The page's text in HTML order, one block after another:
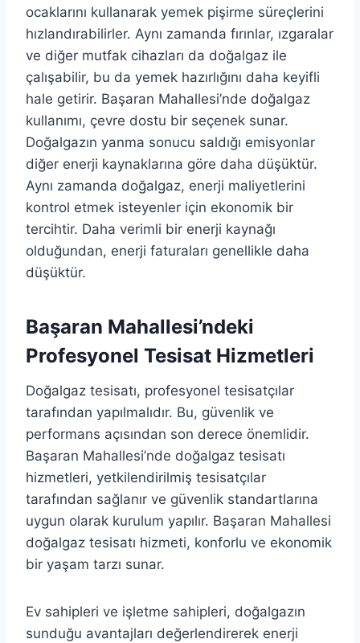
ocaklarını kullanarak yemek pişirme süreçlerini
hızlandırabilirler. Aynı zamanda fırınlar, ızgaralar
ve diğer mutfak cihazları da doğalgaz ile
çalışabilir, bu da yemek hazırlığını daha keyifli
hale getirir. Başaran Mahallesi’nde doğalgaz
kullanımı, çevre dostu bir seçenek sunar.
Doğalgazın yanma sonucu saldığı emisyonlar
diğer enerji kaynaklarına göre daha düşüktür.
Aynı zamanda doğalgaz, enerji maliyetlerini
kontrol etmek isteyenler için ekonomik bir
tercihtir. Daha verimli bir enerji kaynağı
olduğundan, enerji faturaları genellikle daha
düşüktür.
Başaran Mahallesi’ndeki
Profesyonel Tesisat Hizmetleri
Doğalgaz tesisatı, profesyonel tesisatçılar
tarafından yapılmalıdır. Bu, güvenlik ve
performans açısından son derece önemlidir.
Başaran Mahallesi’nde doğalgaz tesisatı
hizmetleri, yetkilendirilmiş tesisatçılar
tarafından sağlanır ve güvenlik standartlarına
uygun olarak kurulum yapılır. Başaran Mahallesi
doğalgaz tesisatı hizmeti, konforlu ve ekonomik
bir yaşam tarzı sunar.
Ev sahipleri ve işletme sahipleri, doğalgazın
sunduğu avantajları değerlendirerek enerji